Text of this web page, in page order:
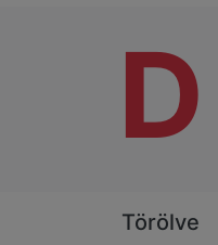
D
Törölve